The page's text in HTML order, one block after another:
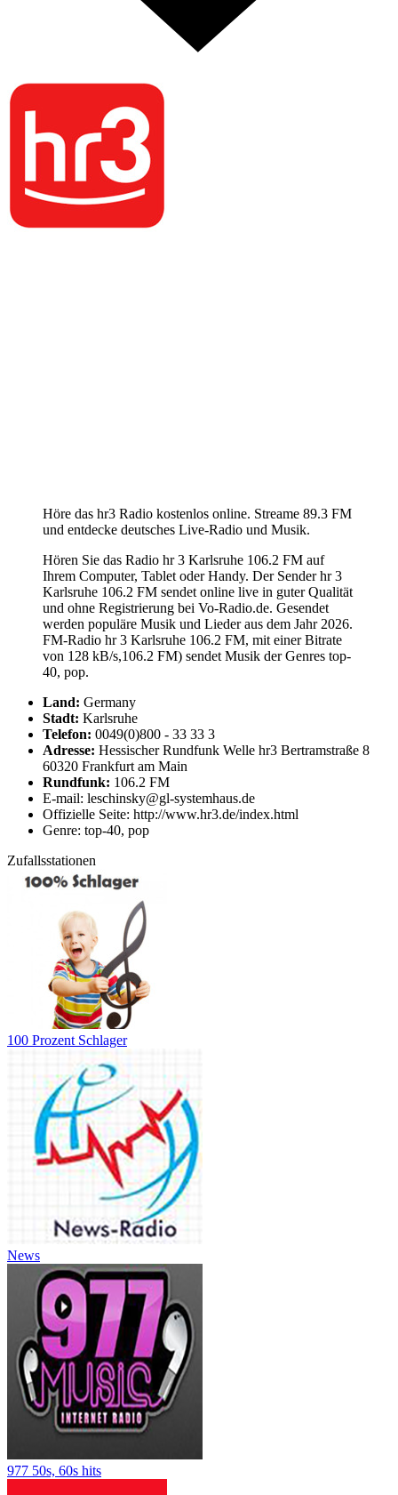
Höre das hr3 Radio kostenlos online. Streame 89.3 FM
und entdecke deutsches Live-Radio und Musik.
Hören Sie das Radio hr 3 Karlsruhe 106.2 FM auf
Ihrem Computer, Tablet oder Handy. Der Sender hr 3
Karlsruhe 106.2 FM sendet online live in guter Qualität
und ohne Registrierung bei Vo-Radio.de. Gesendet
werden populäre Musik und Lieder aus dem Jahr 2026.
FM-Radio hr 3 Karlsruhe 106.2 FM, mit einer Bitrate
von 128 kB/s,106.2 FM) sendet Musik der Genres top-
40, pop.
Land: Germany
Stadt: Karlsruhe
Telefon: 0049(0)800 - 33 33 3
Adresse: Hessischer Rundfunk Welle hr3 Bertramstraße 8
60320 Frankfurt am Main
Rundfunk: 106.2 FM
E-mail: leschinsky@gl-systemhaus.de
Offizielle Seite: http://www.hr3.de/index.html
Genre: top-40, pop
Zufallsstationen
100 Prozent Schlager
News
977 50s, 60s hits